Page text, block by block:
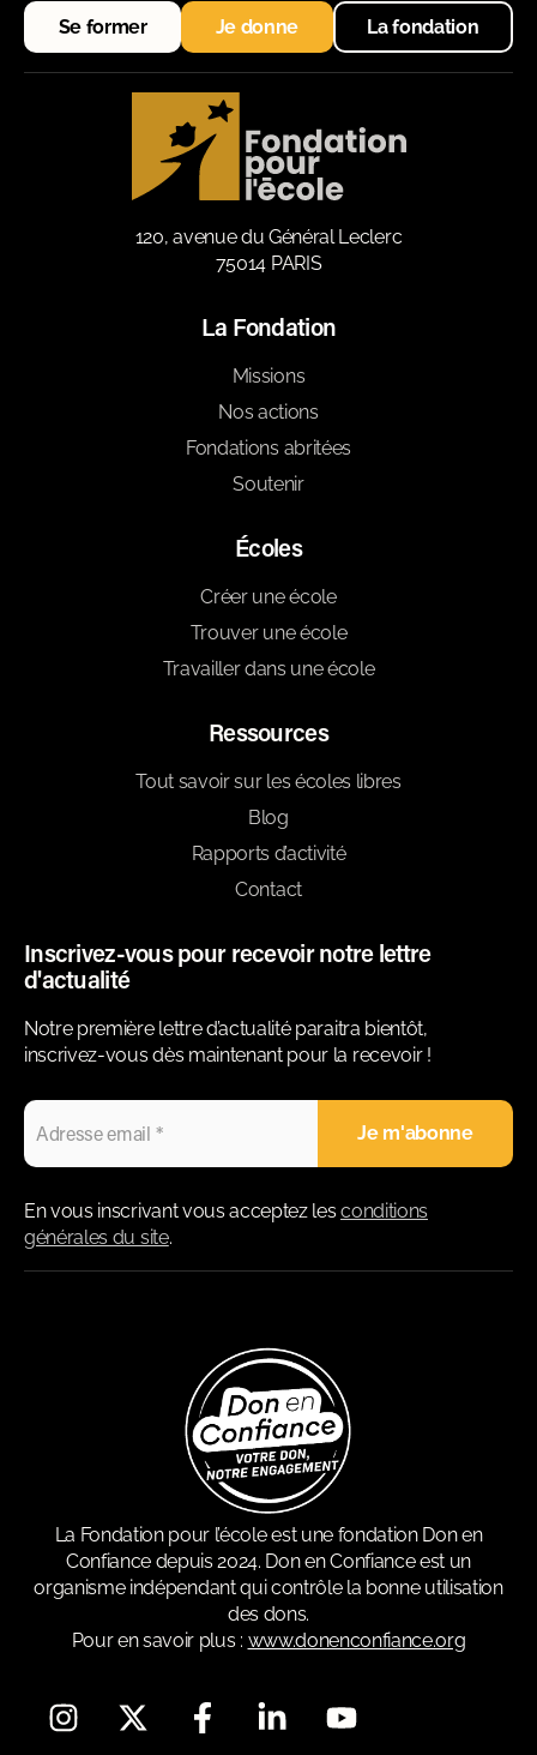
Se former Je donne La fondation
120, avenue du Général Leclerc
75014 PARIS
La Fondation
Missions
Nos actions
Fondations abritées
Soutenir
Écoles
Créer une école
Trouver une école
Travailler dans une école
Ressources
Tout savoir sur les écoles libres
Blog
Rapports d’activité
Contact
Inscrivez-vous pour recevoir notre lettre
d'actualité
Notre première lettre d’actualité paraitra bientôt,
inscrivez-vous dès maintenant pour la recevoir !
En vous inscrivant vous acceptez lesconditions
générales du site.
La Fondation pour l’école est une fondation Don en
Confiance depuis 2024. Don en Confiance est un
organisme indépendant qui contrôle la bonne utilisation
des dons.
Pour en savoir plus : www.donenconfiance.org